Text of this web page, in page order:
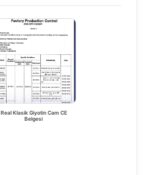
Real Klasik Giyotin Cam CE
Belgesi